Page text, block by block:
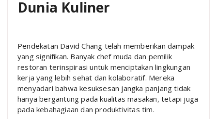
Dunia Kuliner
Pendekatan David Chang telah memberikan dampak
yang signifikan. Banyak chef muda dan pemilik
restoran terinspirasi untuk menciptakan lingkungan
kerja yang lebih sehat dan kolaboratif. Mereka
menyadari bahwa kesuksesan jangka panjang tidak
hanya bergantung pada kualitas masakan, tetapi juga
pada kebahagiaan dan produktivitas tim.